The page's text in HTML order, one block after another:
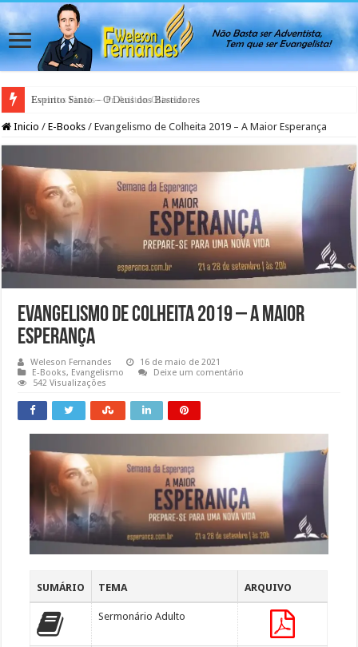
Espirito Santo – O Deus dos Bastidores
Inicio / E-Books / Evangelismo de Colheita 2019 – A Maior Esperança
Evangelismo de Colheita 2019 – A Maior
Esperança
Weleson Fernandes
16 de maio de 2021
E-Books, Evangelismo
Deixe um comentário
542 Visualizações
SUMÁRIO TEMA ARQUIVO
Sermonário Adulto